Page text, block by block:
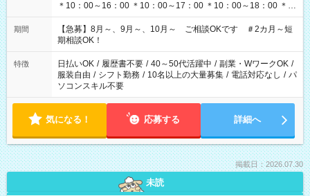
＊10：00～16：00 ＊10：00～17：00 ＊10：00～18：00 ＊
11：00～19：00 ＊12：00～19：00 ＊13：00～19：00
期間
【急募】8月～、9月～、10月～ ご相談OKです ＃2カ月～短
期相談OK！
特徴 日払いOK / 履歴書不要 / 40～50代活躍中 / 副業・WワークOK /
服装自由 / シフト勤務 / 10名以上の大量募集 / 電話対応なし / パ
ソコンスキル不要
気になる！ 応募する 詳細へ
掲載日：2026.07.30
未読